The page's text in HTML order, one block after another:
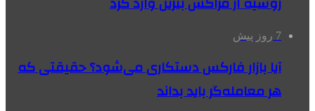
7 روز پیش
آیا بازار فارکس دستکاری می‌شود؟ حقیقتی که
هر معامله‌گر باید بداند